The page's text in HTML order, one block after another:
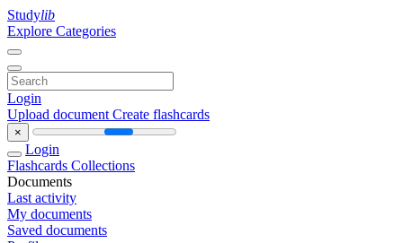
Studylib
Explore Categories
Login
Upload document Create flashcards
×
Login
Flashcards Collections
Documents
Last activity
My documents
Saved documents